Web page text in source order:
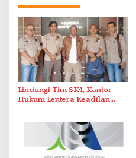
Lindungi Tim SK4, Kantor
Hukum Lentera Keadilan
Bukik Batarah